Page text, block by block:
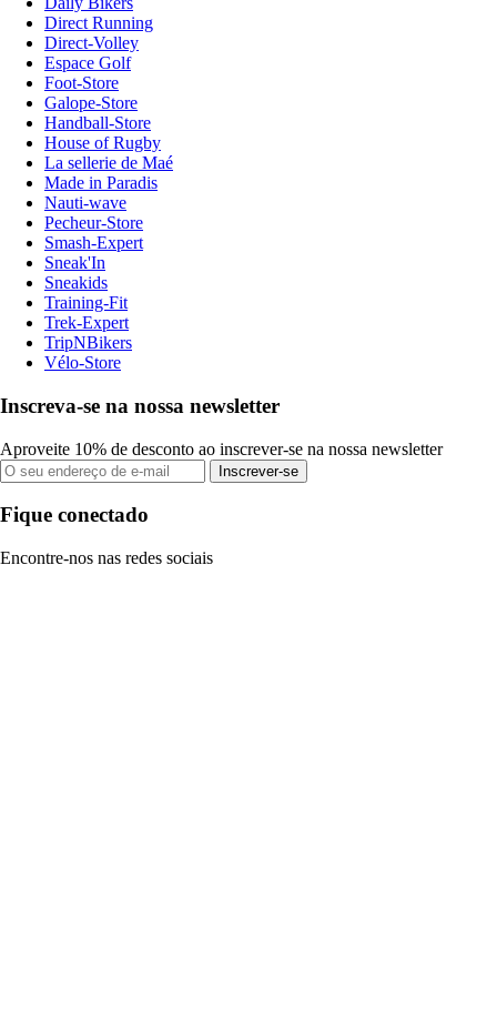
Direct Running
Direct-Volley
Espace Golf
Foot-Store
Galope-Store
Handball-Store
House of Rugby
La sellerie de Maé
Made in Paradis
Nauti-wave
Pecheur-Store
Smash-Expert
Sneak'In
Sneakids
Training-Fit
Trek-Expert
TripNBikers
Vélo-Store
Inscreva-se na nossa newsletter
Aproveite 10% de desconto ao inscrever-se na nossa newsletter
Inscrever-se
Fique conectado
Encontre-nos nas redes sociais